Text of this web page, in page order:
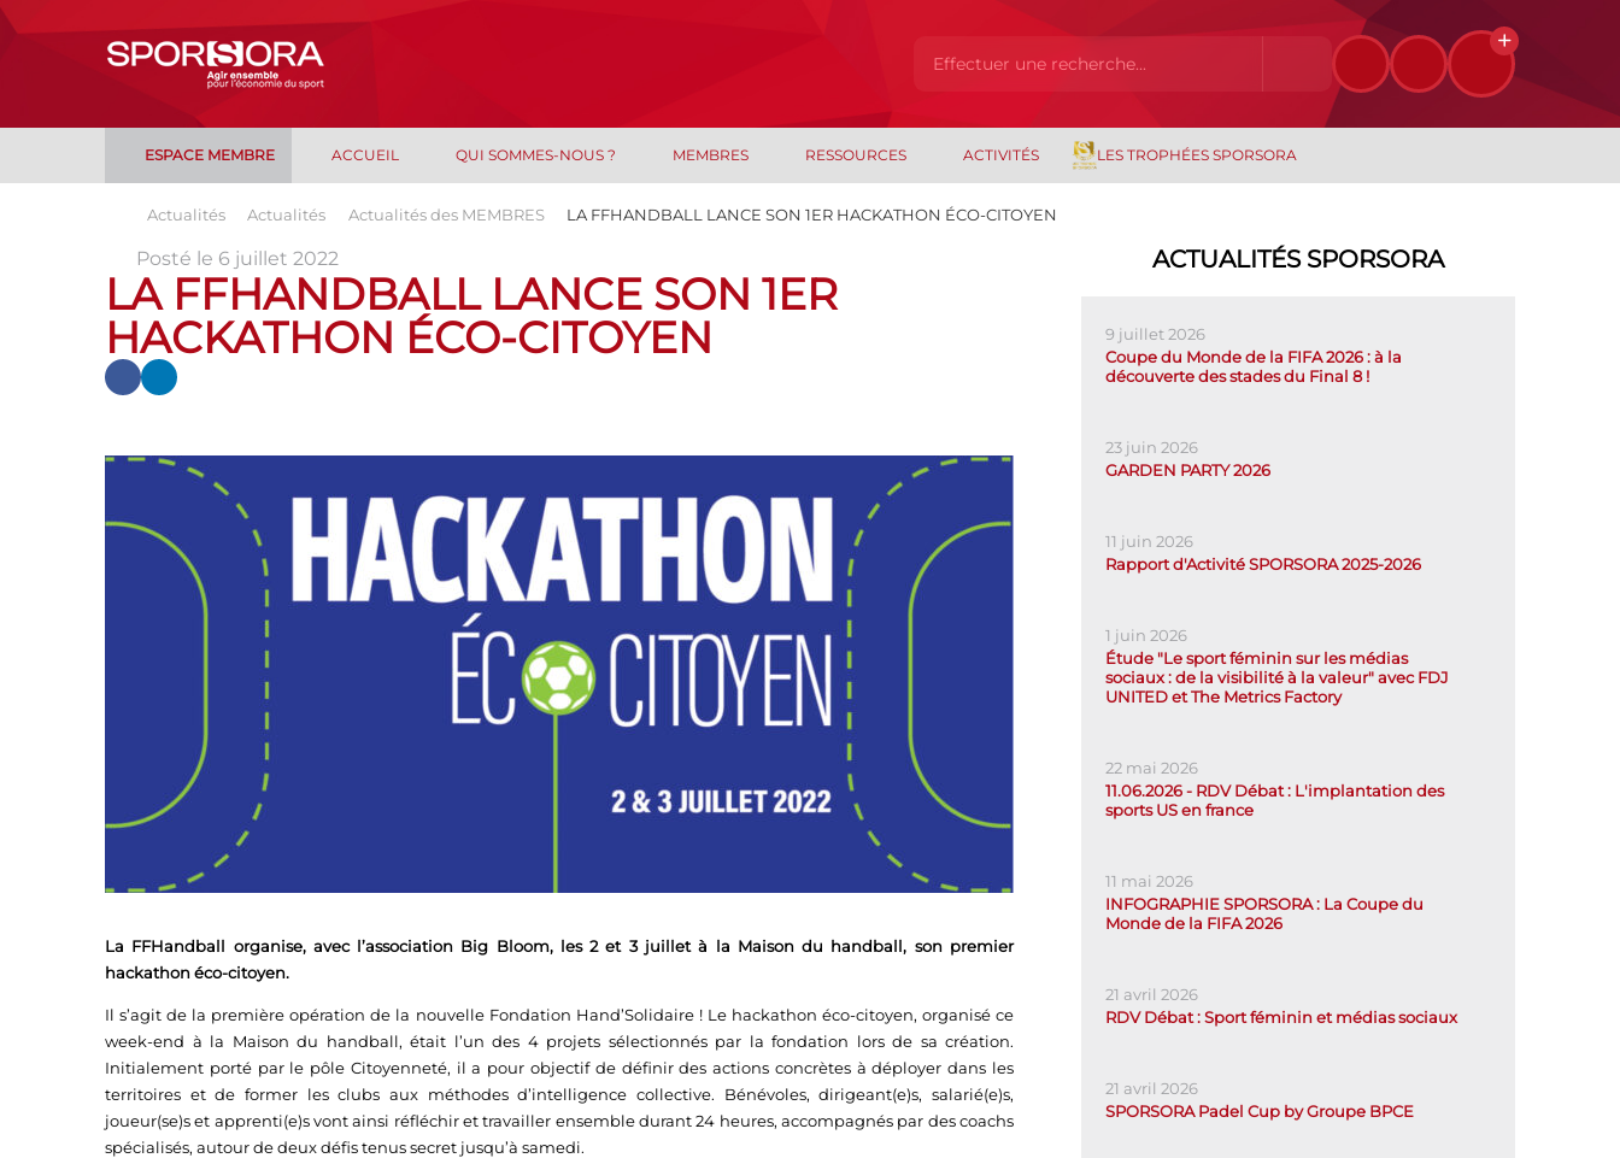
ESPACE MEMBRE ACCUEIL QUI SOMMES-NOUS ? MEMBRES RESSOURCES ACTIVITÉS LES TROPHÉES SPORSORA
Actualités Actualités Actualités des MEMBRES LA FFHANDBALL LANCE SON 1ER HACKATHON ÉCO-CITOYEN
Posté le 6 juillet 2022
LA FFHANDBALL LANCE SON 1ER
HACKATHON ÉCO-CITOYEN
La FFHandball organise, avec l’association Big Bloom, les 2 et 3 juillet à la Maison du handball, son premier
hackathon éco-citoyen.
Il s’agit de la première opération de la nouvelle Fondation Hand’Solidaire ! Le hackathon éco-citoyen, organisé ce
week-end à la Maison du handball, était l’un des 4 projets sélectionnés par la fondation lors de sa création.
Initialement porté par le pôle Citoyenneté, il a pour objectif de définir des actions concrètes à déployer dans les
territoires et de former les clubs aux méthodes d’intelligence collective. Bénévoles, dirigeant(e)s, salarié(e)s,
joueur(se)s et apprenti(e)s vont ainsi réfléchir et travailler ensemble durant 24 heures, accompagnés par des coachs
spécialisés, autour de deux défis tenus secret jusqu’à samedi.
ACTUALITÉS SPORSORA
9 juillet 2026
Coupe du Monde de la FIFA 2026 : à la
découverte des stades du Final 8 !
23 juin 2026
GARDEN PARTY 2026
11 juin 2026
Rapport d'Activité SPORSORA 2025-2026
1 juin 2026
Étude "Le sport féminin sur les médias
sociaux : de la visibilité à la valeur" avec FDJ
UNITED et The Metrics Factory
22 mai 2026
11.06.2026 - RDV Débat : L'implantation des
sports US en france
11 mai 2026
INFOGRAPHIE SPORSORA : La Coupe du
Monde de la FIFA 2026
21 avril 2026
RDV Débat : Sport féminin et médias sociaux
21 avril 2026
SPORSORA Padel Cup by Groupe BPCE